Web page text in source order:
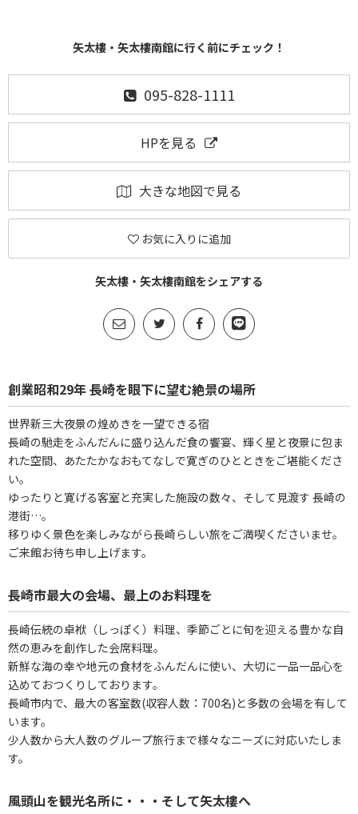
矢太樓・矢太樓南館に行く前にチェック！
095-828-1111
HPを見る
大きな地図で見る
お気に入りに追加
矢太樓・矢太樓南館をシェアする
創業昭和29年 長崎を眼下に望む絶景の場所
世界新三大夜景の煌めきを一望できる宿
長崎の馳走をふんだんに盛り込んだ食の饗宴、輝く星と夜景に包ま
れた空間、あたたかなおもてなしで寛ぎのひとときをご堪能くださ
い。
ゆったりと寛げる客室と充実した施設の数々、そして見渡す 長崎の
港街…。
移りゆく景色を楽しみながら長崎らしい旅をご満喫くださいませ。
ご来館お待ち申し上げます。
長崎市最大の会場、最上のお料理を
長崎伝統の卓袱（しっぽく）料理、季節ごとに旬を迎える豊かな自
然の恵みを創作した会席料理。
新鮮な海の幸や地元の食材をふんだんに使い、大切に一品一品心を
込めておつくりしております。
長崎市内で、最大の客室数(収容人数：700名)と多数の会場を有して
います。
少人数から大人数のグループ旅行まで様々なニーズに対応いたしま
す。
風頭山を観光名所に・・・そして矢太樓へ